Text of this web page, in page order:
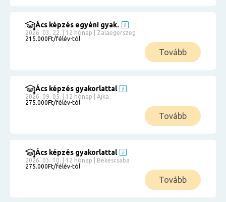
Ács képzés egyéni gyak.
2026. 03. 22. | 12 hónap | Zalaegerszeg
215.000Ft/félév-tól
Tovább
Ács képzés gyakorlattal
2026. 09. 05. | 12 hónap | Ajka
275.000Ft/félév-tól
Tovább
Ács képzés gyakorlattal
2026. 03. 10. | 12 hónap | Békéscsaba
275.000Ft/félév-tól
Tovább